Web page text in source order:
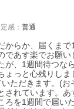
感 ： 普通
からか、届くまで
であす楽でお願い
が、1週間待つな
っと心残りしま
ただきます。(お
されています。あ
ろを1週間で届い